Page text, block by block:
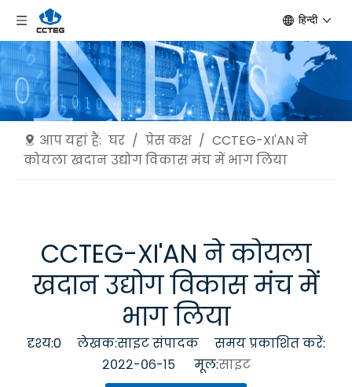
हिन्दी
आप यहां हैं: घर / प्रेस कक्ष / CCTEG-XI'AN ने
कोयला खदान उद्योग विकास मंच में भाग लिया
CCTEG-XI'AN ने कोयला
खदान उद्योग विकास मंच में
भाग लिया
दृश्य:0 लेखक:साइट संपादक समय प्रकाशित करें:
२०२२-०६-१५ मूल:साइट